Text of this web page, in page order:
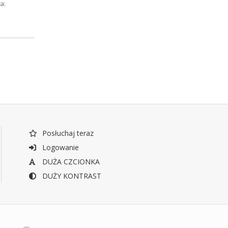
Posłuchaj teraz
Logowanie
DUŻA CZCIONKA
DUŻY KONTRAST